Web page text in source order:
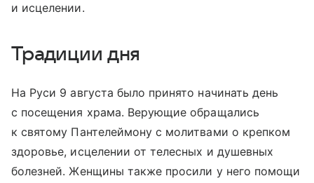
и исцелении.
Традиции дня
На Руси 9 августа было принято начинать день
с посещения храма. Верующие обращались
к святому Пантелеймону с молитвами о крепком
здоровье, исцелении от телесных и душевных
болезней. Женщины также просили у него помощи